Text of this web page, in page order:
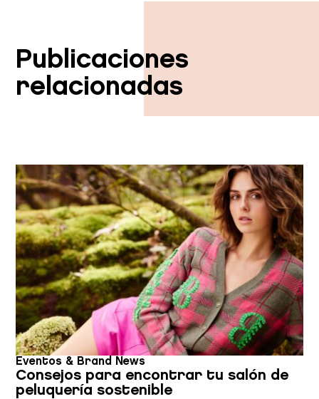
Publicaciones
relacionadas
Eventos & Brand News
Consejos para encontrar tu salón de
peluquería sostenible